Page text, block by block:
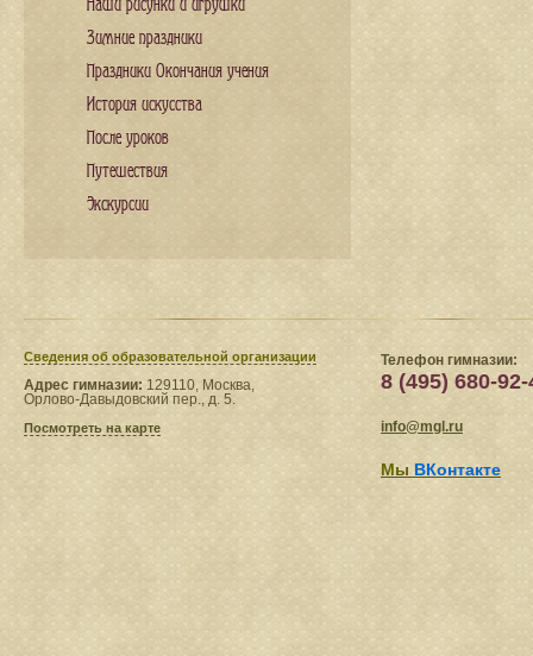
Наши рисунки и игрушки
Зимние праздники
Праздники Окончания учения
История искусства
После уроков
Путешествия
Экскурсии
Сведения​ об образовательной организации
Адрес гимназии: 129110, Москва,
Орлово-Давыдовский пер., д. 5.
Посмотреть на карте
Телефон гимназии:
8 (495) 680-92-
info@mgl.ru
Мы ВКонтакте